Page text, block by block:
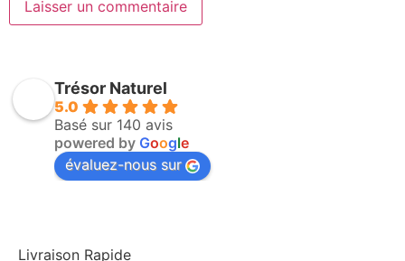
Trésor Naturel
5.0
Basé sur 140 avis
powered by Google
évaluez-nous sur
Livraison Rapide